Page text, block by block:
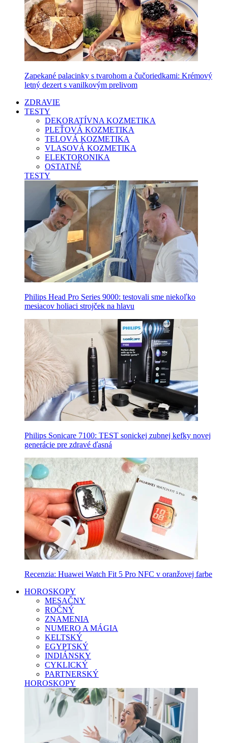
Zapekané palacinky s tvarohom a čučoriedkami: Krémový
letný dezert s vanilkovým prelivom
ZDRAVIE
TESTY
DEKORATÍVNA KOZMETIKA
PLEŤOVÁ KOZMETIKA
TELOVÁ KOZMETIKA
VLASOVÁ KOZMETIKA
ELEKTORONIKA
OSTATNÉ
TESTY
Philips Head Pro Series 9000: testovali sme niekoľko
mesiacov holiaci strojček na hlavu
Philips Sonicare 7100: TEST sonickej zubnej kefky novej
generácie pre zdravé ďasná
Recenzia: Huawei Watch Fit 5 Pro NFC v oranžovej farbe
HOROSKOPY
MESAČNY
ROČNÝ
ZNAMENIA
NUMERO A MÁGIA
KELTSKÝ
EGYPTSKÝ
INDIÁNSKY
CYKLICKÝ
PARTNERSKÝ
HOROSKOPY